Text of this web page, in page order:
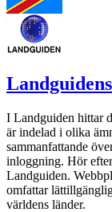
I Landguiden hittar
är indelad i olika
sammanfattande
inloggning. Hör
Landguiden.
omfattar
världens länder.